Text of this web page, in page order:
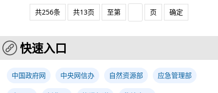
共256条 共13页 至第 页 确定
快速入口
中国政府网 中央网信办 自然资源部 应急管理部